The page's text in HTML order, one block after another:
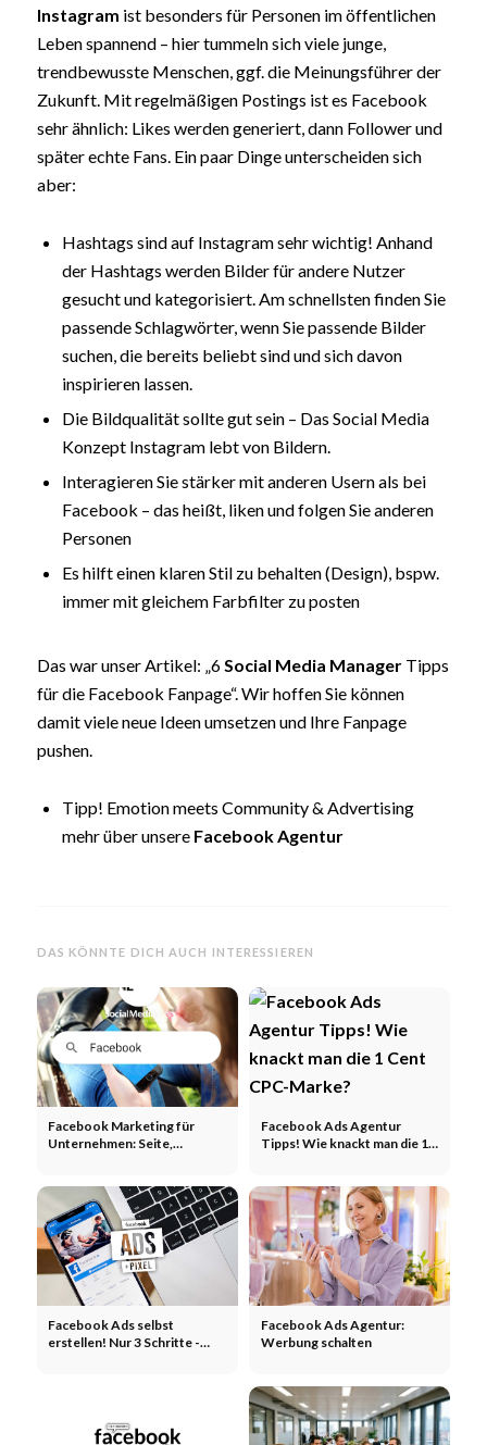
Instagram ist besonders für Personen im öffentlichen
Leben spannend – hier tummeln sich viele junge,
trendbewusste Menschen, ggf. die Meinungsführer der
Zukunft. Mit regelmäßigen Postings ist es Facebook
sehr ähnlich: Likes werden generiert, dann Follower und
später echte Fans. Ein paar Dinge unterscheiden sich
aber:
Hashtags sind auf Instagram sehr wichtig! Anhand
der Hashtags werden Bilder für andere Nutzer
gesucht und kategorisiert. Am schnellsten finden Sie
passende Schlagwörter, wenn Sie passende Bilder
suchen, die bereits beliebt sind und sich davon
inspirieren lassen.
Die Bildqualität sollte gut sein – Das Social Media
Konzept Instagram lebt von Bildern.
Interagieren Sie stärker mit anderen Usern als bei
Facebook – das heißt, liken und folgen Sie anderen
Personen
Es hilft einen klaren Stil zu behalten (Design), bspw.
immer mit gleichem Farbfilter zu posten
Das war unser Artikel: „6Social Media ManagerTipps
für die Facebook Fanpage“. Wir hoffen Sie können
damit viele neue Ideen umsetzen und Ihre Fanpage
pushen.
Tipp! Emotion meets Community & Advertising
mehr über unsere Facebook Agentur
DAS KÖNNTE DICH AUCH INTERESSIEREN
Facebook Marketing für
Unternehmen: Seite,
Facebook Ads Agentur
Tipps! Wie knackt man die 1
Facebook Ads selbst
erstellen! Nur 3 Schritte -
Facebook Ads Agentur:
Werbung schalten